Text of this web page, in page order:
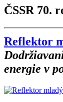
ČSSR 70.
Reflektor
energie v